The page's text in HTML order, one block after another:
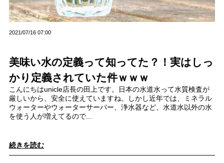
美味い水の定義って知ってた？！実はしっ
かり定義されていた件ｗｗｗ
2021/07/16 07:00
こんにちはunicle店長の田上です。日本の水道水って水質検査が
厳しいから、安全に使えていますね。しかし近年では、ミネラル
ウォーターやウォーターサーバー、浄水器など、水道水以外の水
を使う人が増えてるので...
続きを読む